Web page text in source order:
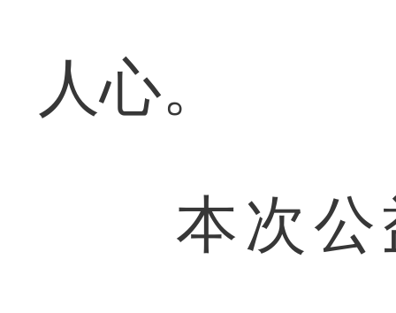
人心。
本次公益